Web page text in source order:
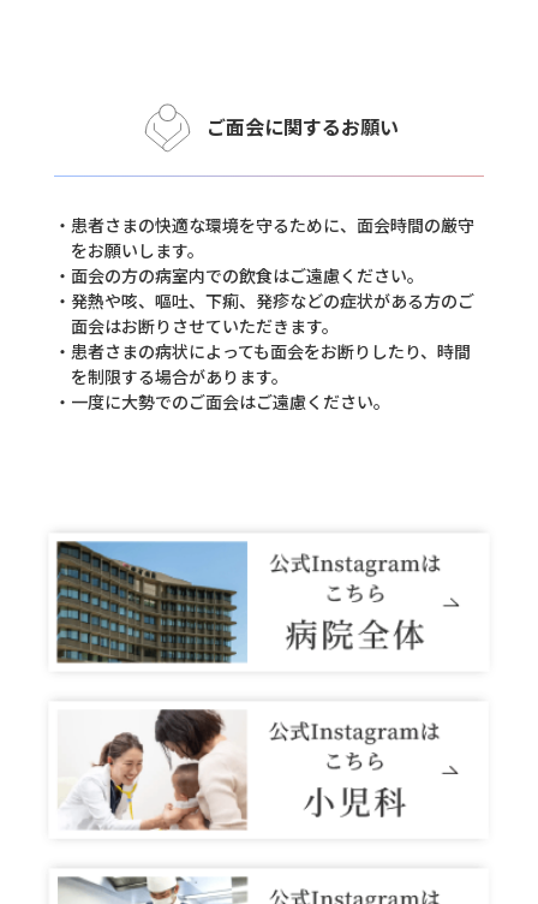
ご面会に関するお願い
患者さまの快適な環境を守るために、面会時間の厳守
をお願いします。
面会の方の病室内での飲食はご遠慮ください。
発熱や咳、嘔吐、下痢、発疹などの症状がある方のご
面会はお断りさせていただきます。
患者さまの病状によっても面会をお断りしたり、時間
を制限する場合があります。
一度に大勢でのご面会はご遠慮ください。